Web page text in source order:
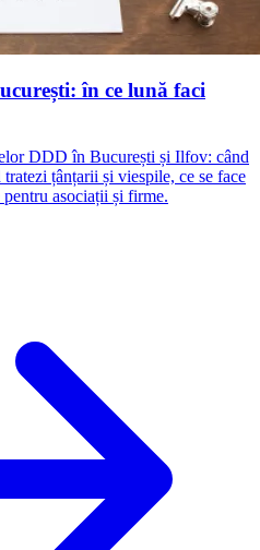
în ce lună faci
DDD în București și Ilfov: când
țânțarii și viespile, ce se face
asociații și firme.